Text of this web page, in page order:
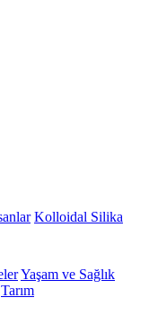
Kolloidal Silika
Yaşam ve Sağlık
Tarım